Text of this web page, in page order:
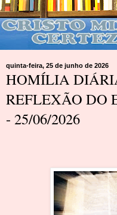
quinta-feira, 25 de junho de 2026
HOMÍLIA
REFLEXÃO DO
- 25/06/2026